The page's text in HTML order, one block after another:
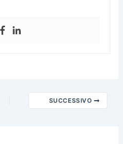
SUCCESSIVO